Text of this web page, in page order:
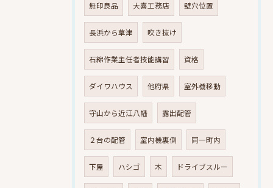
無印良品 大喜工務店 壁穴位置
長浜から草津 吹き抜け
石綿作業主任者技能講習 資格
ダイワハウス 他府県 室外機移動
守山から近江八幡 露出配管
２台の配管 室内機裏側 同一町内
下屋 ハシゴ 木 ドライブスルー